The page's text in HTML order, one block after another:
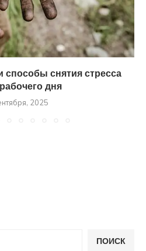
способы снятия стресса
дня
2025
ПОИСК